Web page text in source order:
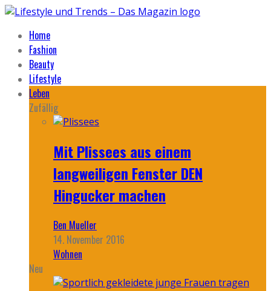
Home
Fashion
Beauty
Lifestyle
Leben
Zufällig
Mit Plissees aus einem
langweiligen Fenster DEN
Hingucker machen
Ben Mueller
14. November 2016
Wohnen
Neu